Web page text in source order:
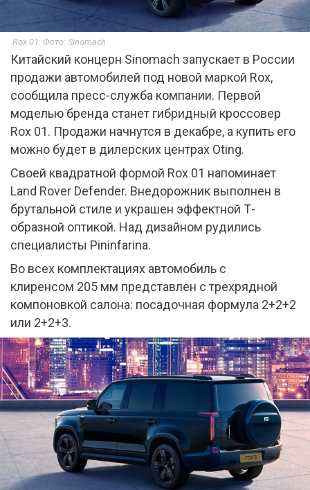
Rox 01. Фото: Sinomach
Китайский концерн Sinomach запускает в России
продажи автомобилей под новой маркой Rox,
сообщила пресс-служба компании. Первой
моделью бренда станет гибридный кроссовер
Rox 01. Продажи начнутся в декабре, а купить его
можно будет в дилерских центрах Oting.
Своей квадратной формой Rox 01 напоминает
Land Rover Defender. Внедорожник выполнен в
брутальной стиле и украшен эффектной Т-
образной оптикой. Над дизайном рудились
специалисты Pininfarina.
Во всех комплектациях автомобиль с
клиренсом 205 мм представлен с трехрядной
компоновкой салона: посадочная формула 2+2+2
или 2+2+3.